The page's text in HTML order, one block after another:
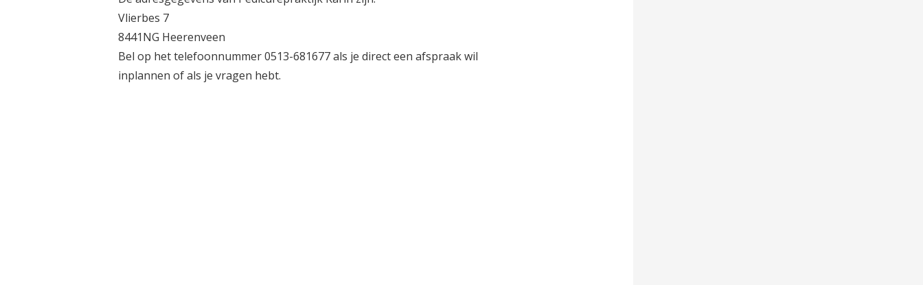
Vlierbes 7
8441NG Heerenveen
Bel op het telefoonnummer 0513-681677 als je direct een afspraak wil
inplannen of als je vragen hebt.